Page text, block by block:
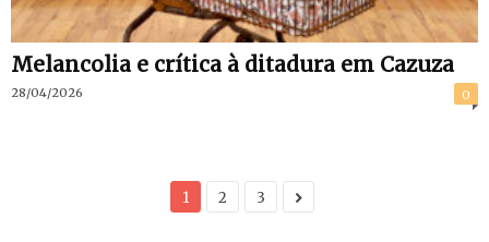
Melancolia e crítica à ditadura em Cazuza
28/04/2026 0
1 2 3